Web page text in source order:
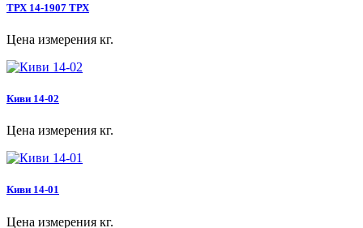
ТРХ 14-1907 ТРХ
Цена измерения кг.
Киви 14-02
Цена измерения кг.
Киви 14-01
Цена измерения кг.